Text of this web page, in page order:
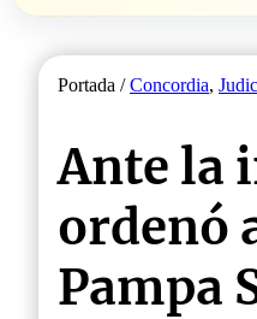
Portada /Concordia,
Ante la
ordenó
Pampa